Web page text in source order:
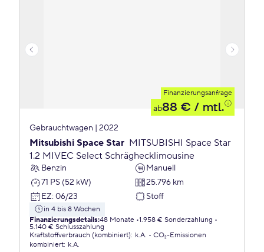
Finanzierungsanfrage
ab88 € / mtl.
Gebrauchtwagen | 2022
Mitsubishi Space Star MITSUBISHI Space Star
1.2 MIVEC Select Schräghecklimousine
Benzin
Manuell
71 PS (52 kW)
25.796 km
EZ: 06/23 Stoff
in 4 bis 8 Wochen
Finanzierungsdetails:48 Monate 1.958 € Sonderzahlung
5.140 € Schlusszahlung
Kraftstoffverbrauch (kombiniert): k.A.
CO₂-Emissionen
kombiniert: k.A.